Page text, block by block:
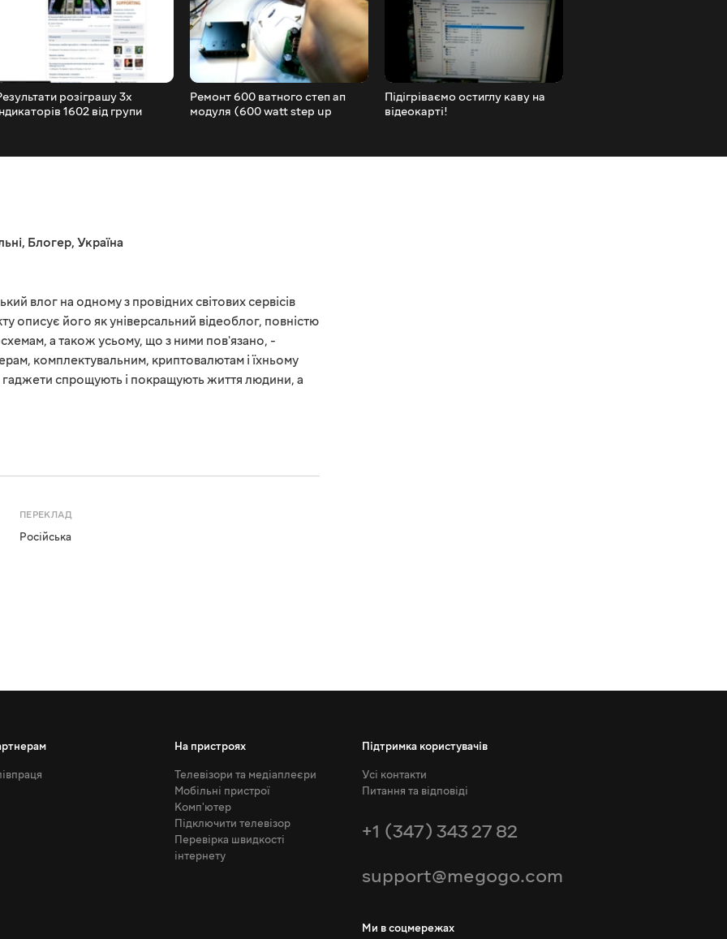
розіграшу 3х
1602 від групи
Ремонт 600 ватного степ ап
модуля (600 watt step up
Підігріваємо остиглу каву на
відеокарті!
, Блогер, Україна
влог на одному з провідних світових сервісів
описує його як універсальний відеоблог, повністю
а також усьому, що з ними пов'язано, -
комплектувальним, криптовалютам і їхньому
спрощують і покращують життя людини, а
ПЕРЕКЛАД
Російська
На пристроях
Телевізори та медіаплеєри
Мобільні пристрої
Комп'ютер
Підключити телевізор
Перевірка швидкості
інтернету
Підтримка користувачів
Усі контакти
Питання та відповіді
+1 (347) 343 27 82
support@megogo.com
Ми в соцмережах